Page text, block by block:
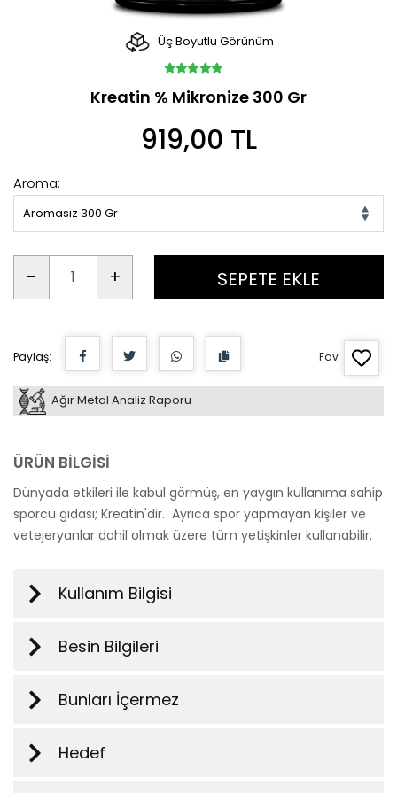
Üç Boyutlu Görünüm
Kreatin % Mikronize 300 Gr
919,00 TL
Aroma:
Aromasız 300 Gr
- + SEPETE EKLE
Paylaş: Fav
Ağır Metal Analiz Raporu
ÜRÜN BİLGİSİ
Dünyada etkileri ile kabul görmüş, en yaygın kullanıma sahip
sporcu gıdası; Kreatin'dir. Ayrıca spor yapmayan kişiler ve
vetejeryanlar dahil olmak üzere tüm yetişkinler kullanabilir.
Kullanım Bilgisi
Besin Bilgileri
Bunları İçermez
Hedef